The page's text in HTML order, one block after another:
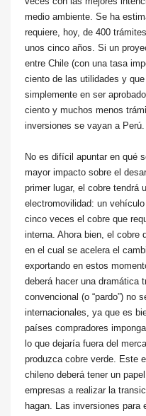
medio ambiente. Se ha
requiere, hoy, de 400
unos cinco años. Si un
entre Chile (con una tasa
ciento de las utilidades y
simplemente en ser
ciento y muchos menos
inversiones se vayan a Perú.
No es difícil apuntar en qué
mayor impacto sobre el
primer lugar, el cobre tendrá
electromovilidad: un
cinco veces el cobre que
interna. Ahora bien, el cobre
en el cual se acelera el
exportando en estos
deberá hacer una dramática
convencional (o “pardo”) no
internacionales, ya que es
países compradores
lo que dejaría fuera del
produzca cobre verde. Este
chileno deberá tener un
empresas a realizar la
hagan. Las inversiones